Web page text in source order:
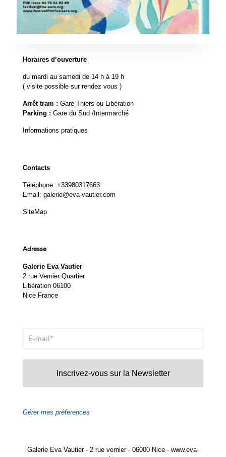
Horaires d’ouverture
du mardi au samedi de 14 h à 19 h
( visite possible sur rendez vous )
Arrêt tram : Gare Thiers ou Libération
Parking : Gare du Sud /Intermarché
Informations pratiques
Contacts
Téléphone :+33980317663
Email: galerie@eva-vautier.com
SiteMap
Adresse
Galerie Eva Vautier
2 rue Vernier Quartier
Libération 06100
Nice France
Inscrivez-vous sur la Newsletter
Gérer mes préferences
Galerie Eva Vautier - 2 rue vernier - 06000 Nice - www.eva-